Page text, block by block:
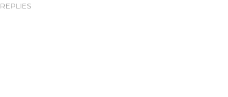
REPLIES